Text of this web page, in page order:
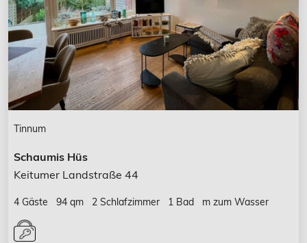
Tinnum
Schaumis Hüs
Keitumer Landstraße 44
4 Gäste 94 qm 2 Schlafzimmer 1 Bad m zum Wasser